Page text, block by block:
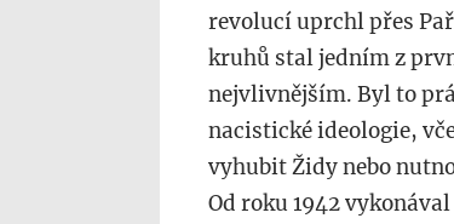
revolucí uprchl přes
kruhů stal jedním z
nejvlivnějším. Byl to
nacistické ideologie,
vyhubit Židy nebo
Od roku 1942